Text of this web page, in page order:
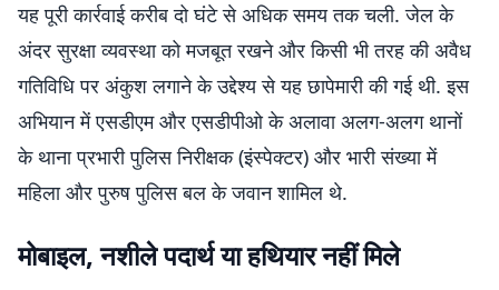
यह पूरी कार्रवाई करीब दो घंटे से अधिक समय तक चली. जेल के
अंदर सुरक्षा व्यवस्था को मजबूत रखने और किसी भी तरह की अवैध
गतिविधि पर अंकुश लगाने के उद्देश्य से यह छापेमारी की गई थी. इस
अभियान में एसडीएम और एसडीपीओ के अलावा अलग-अलग थानों
के थाना प्रभारी पुलिस निरीक्षक (इंस्पेक्टर) और भारी संख्या में
महिला और पुरुष पुलिस बल के जवान शामिल थे.
मोबाइल, नशीले पदार्थ या हथियार नहीं मिले